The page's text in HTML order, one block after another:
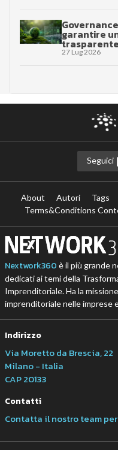
garantire
trasparente
27 Lug 2026
Seguici
About Autori Tags
Terms&Conditions
Nextwork360 è il più grande
dedicati ai temi della
Imprenditoriale. Ha la
imprenditoriale nelle imprese
Indirizzo
Via Moretto da Brescia, 22
Milano - Italia
CAP 20133
Contatti
Contatta il nostro team